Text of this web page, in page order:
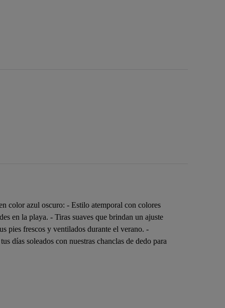
color azul oscuro: - Estilo atemporal con colores
en la playa. - Tiras suaves que brindan un ajuste
pies frescos y ventilados durante el verano. -
días soleados con nuestras chanclas de dedo para